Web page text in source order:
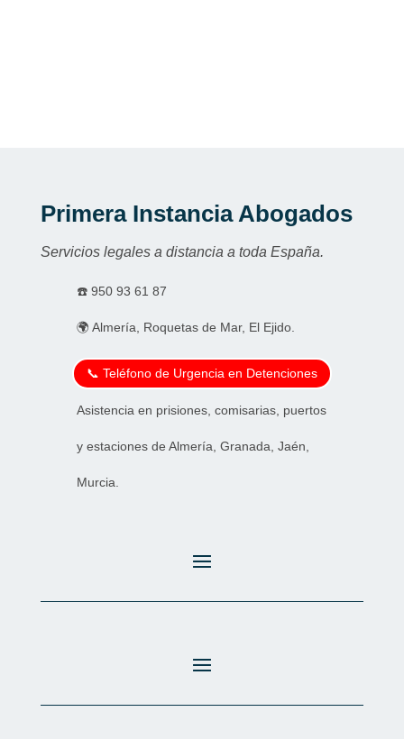
Primera Instancia Abogados
Servicios legales a distancia a toda España.
☎️ 950 93 61 87
🌍 Almería, Roquetas de Mar, El Ejido.
📞 Teléfono de Urgencia en Detenciones
Asistencia en prisiones, comisarias, puertos
y estaciones de Almería, Granada, Jaén,
Murcia.